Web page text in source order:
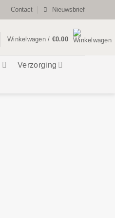
Contact Nieuwsbrief
Winkelwagen / €0.00
Verzorging